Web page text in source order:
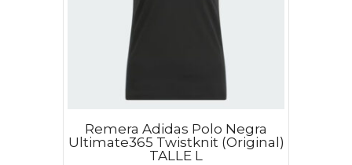
Remera Adidas Polo Negra
Ultimate365 Twistknit (Original)
TALLE L